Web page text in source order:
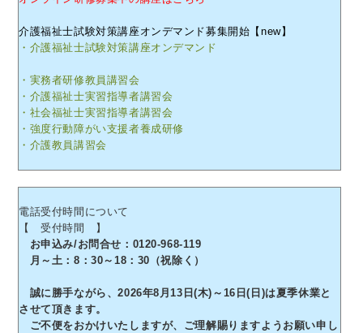
介護福祉士試験対策講座オンデマンド募集開始【new】
・介護福祉士試験対策講座オンデマンド
・実務者研修教員講習会
・介護福祉士実習指導者講習会
・社会福祉士実習指導者講習会
・強度行動障がい支援者養成研修
・介護教員講習会
電話受付時間について
【 受付時間 】
お申込み/お問合せ：0120-968-119
月～土：8：30～18：30（祝除く）
誠に勝手ながら、2026年8月13日(木)～16日(日)は夏季休業と
させて頂きます。
ご不便をおかけいたしますが、ご理解賜りますようお願い申し